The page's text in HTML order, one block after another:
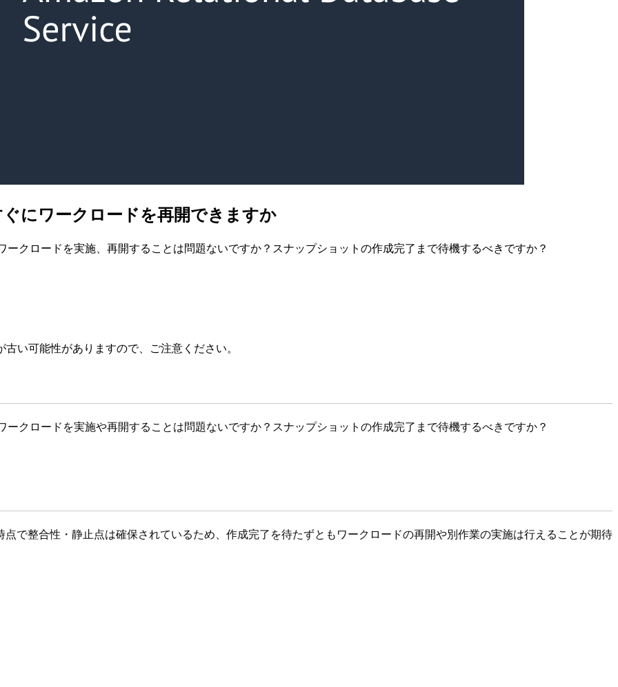
にワークロードを再開できますか
クロードを実施、再開することは問題ないですか？スナップショットの作成完了まで待機するべきですか？
い可能性がありますので、ご注意ください。
クロードを実施や再開することは問題ないですか？スナップショットの作成完了まで待機するべきですか？
で整合性・静止点は確保されているため、作成完了を待たずともワークロードの再開や別作業の実施は行えることが期待